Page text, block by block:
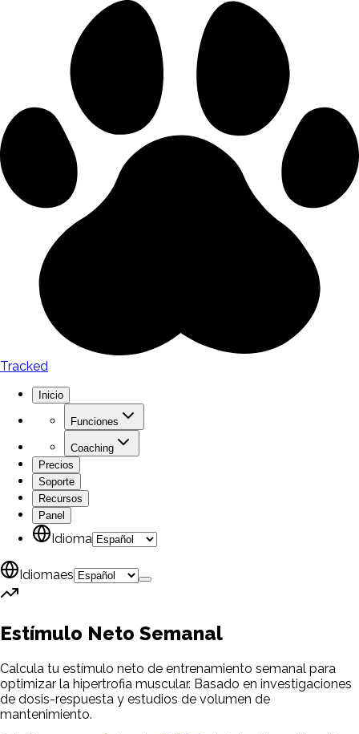
Tracked
Inicio
Funciones
Coaching
Precios
Soporte
Recursos
Panel
Idioma
Idiomaes
Estímulo Neto Semanal
Calcula tu estímulo neto de entrenamiento semanal para
optimizar la hipertrofia muscular. Basado en investigaciones
de dosis-respuesta y estudios de volumen de
mantenimiento.